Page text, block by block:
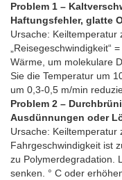
Problem 1 –
Haftungsfehler, glatte
Ursache: Keiltemperatur
„Reisegeschwindigkeit“
Wärme, um molekulare
Sie die Temperatur um
um 0,3-0,5 m/min
Problem 2 –
Ausdünnungen oder
Ursache: Keiltemperatur
Fahrgeschwindigkeit ist
zu Polymerdegradation.
senken. ° C oder